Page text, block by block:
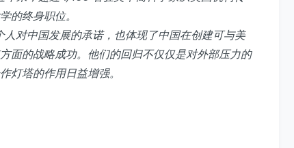
的终身职位。
人对中国发展的承诺，也体现了中国在创建可与美
面的战略成功。他们的回归不仅仅是对外部压力的
灯塔的作用日益增强。